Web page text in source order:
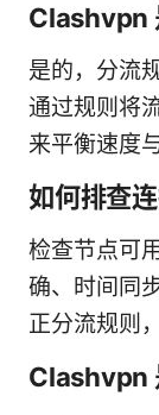
Clashvpn
是的，分流
通过规则将
来平衡速度
如何排查连
检查节点可
确、时间同
正分流规则
Clashvpn